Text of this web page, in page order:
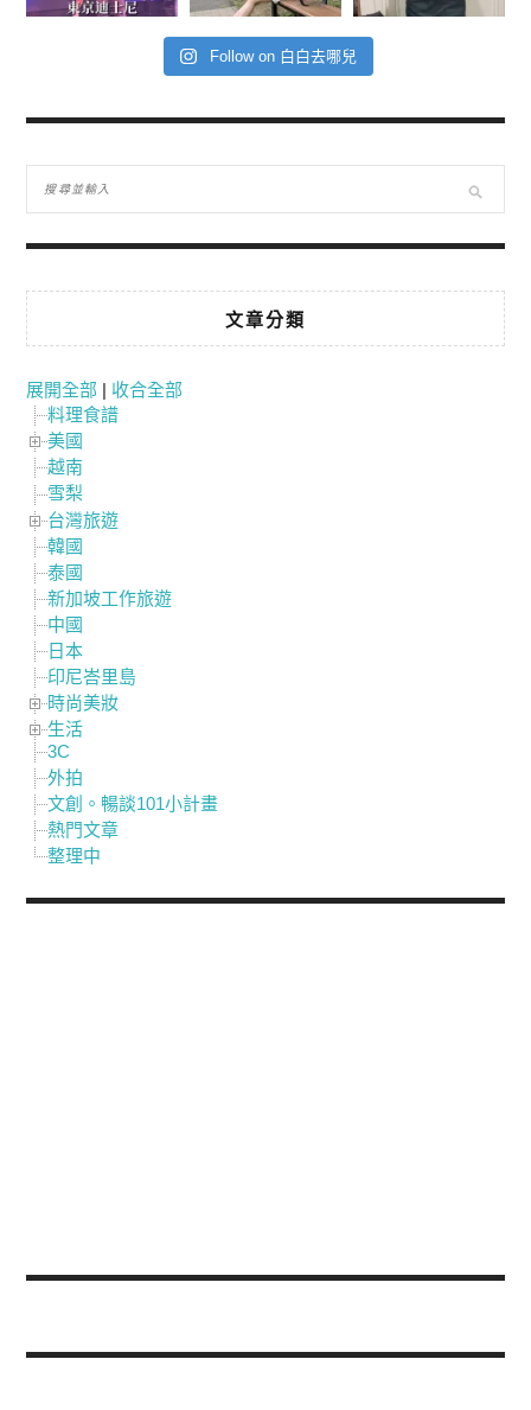
Follow on 白白去哪兒
文章分類
展開全部 | 收合全部
料理食譜
美國
越南
雪梨
台灣旅遊
韓國
泰國
新加坡工作旅遊
中國
日本
印尼峇里島
時尚美妝
生活
3C
外拍
文創。暢談101小計畫
熱門文章
整理中